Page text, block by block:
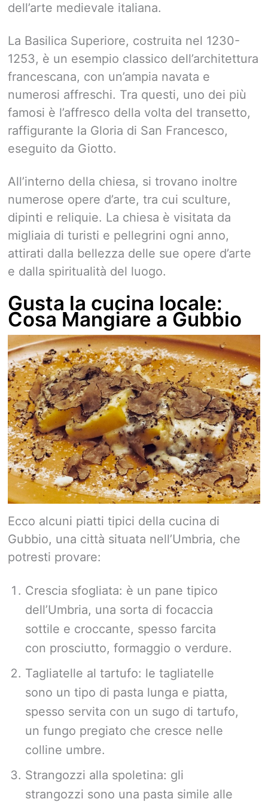
dell’arte medievale italiana.
La Basilica Superiore, costruita nel 1230-
1253, è un esempio classico dell’architettura
francescana, con un’ampia navata e
numerosi affreschi. Tra questi, uno dei più
famosi è l’affresco della volta del transetto,
raffigurante la Gloria di San Francesco,
eseguito da Giotto.
All’interno della chiesa, si trovano inoltre
numerose opere d’arte, tra cui sculture,
dipinti e reliquie. La chiesa è visitata da
migliaia di turisti e pellegrini ogni anno,
attirati dalla bellezza delle sue opere d’arte
e dalla spiritualità del luogo.
Gusta la cucina locale:
Cosa Mangiare a Gubbio
Ecco alcuni piatti tipici della cucina di
Gubbio, una città situata nell’Umbria, che
potresti provare:
Crescia sfogliata: è un pane tipico
dell’Umbria, una sorta di focaccia
sottile e croccante, spesso farcita
con prosciutto, formaggio o verdure.
Tagliatelle al tartufo: le tagliatelle
sono un tipo di pasta lunga e piatta,
spesso servita con un sugo di tartufo,
un fungo pregiato che cresce nelle
colline umbre.
Strangozzi alla spoletina: gli
strangozzi sono una pasta simile alle